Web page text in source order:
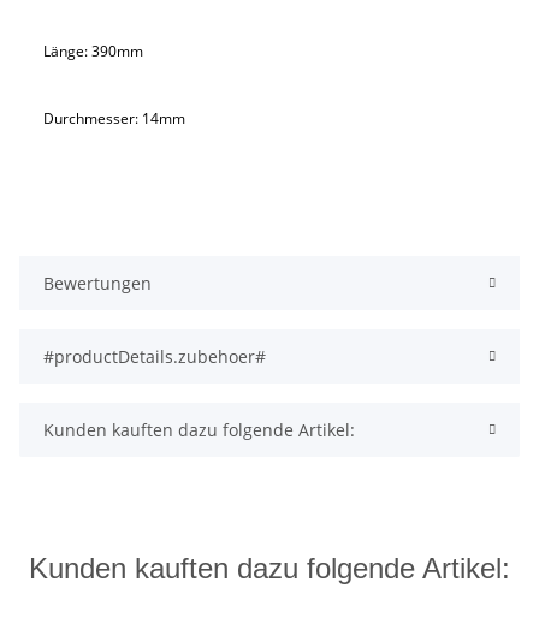
Länge: 390mm
Durchmesser: 14mm
Bewertungen
#productDetails.zubehoer#
Kunden kauften dazu folgende Artikel:
Kunden kauften dazu folgende Artikel: